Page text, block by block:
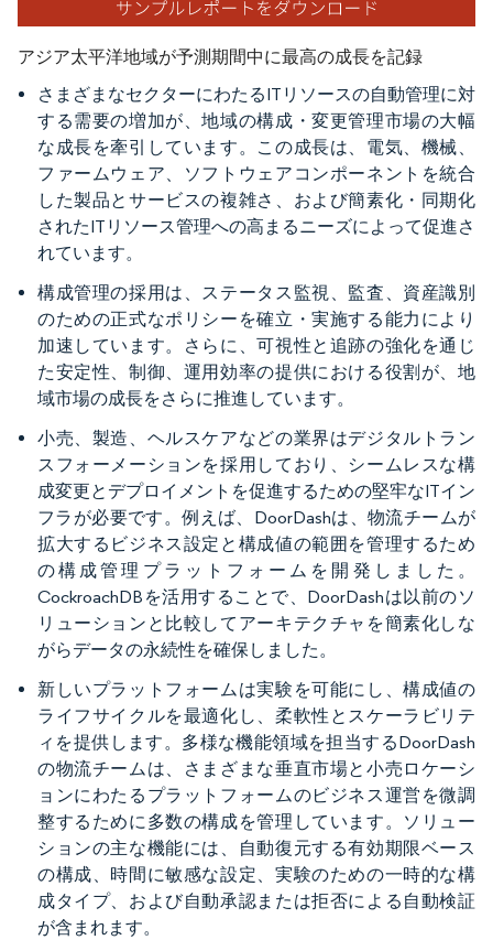
アジア太平洋地域が予測期間中に最高の成長を記録
さまざまなセクターにわたるITリソースの自動管理に対
する需要の増加が、地域の構成・変更管理市場の大幅
な成長を牽引しています。この成長は、電気、機械、
ファームウェア、ソフトウェアコンポーネントを統合
した製品とサービスの複雑さ、および簡素化・同期化
されたITリソース管理への高まるニーズによって促進さ
れています。
構成管理の採用は、ステータス監視、監査、資産識別
のための正式なポリシーを確立・実施する能力により
加速しています。さらに、可視性と追跡の強化を通じ
た安定性、制御、運用効率の提供における役割が、地
域市場の成長をさらに推進しています。
小売、製造、ヘルスケアなどの業界はデジタルトラン
スフォーメーションを採用しており、シームレスな構
成変更とデプロイメントを促進するための堅牢なITイン
フラが必要です。例えば、DoorDashは、物流チームが
拡大するビジネス設定と構成値の範囲を管理するため
の構成管理プラットフォームを開発しました。
CockroachDBを活用することで、DoorDashは以前のソ
リューションと比較してアーキテクチャを簡素化しな
がらデータの永続性を確保しました。
新しいプラットフォームは実験を可能にし、構成値の
ライフサイクルを最適化し、柔軟性とスケーラビリテ
ィを提供します。多様な機能領域を担当するDoorDash
の物流チームは、さまざまな垂直市場と小売ロケーシ
ョンにわたるプラットフォームのビジネス運営を微調
整するために多数の構成を管理しています。ソリュー
ションの主な機能には、自動復元する有効期限ベース
の構成、時間に敏感な設定、実験のための一時的な構
成タイプ、および自動承認または拒否による自動検証
が含まれます。